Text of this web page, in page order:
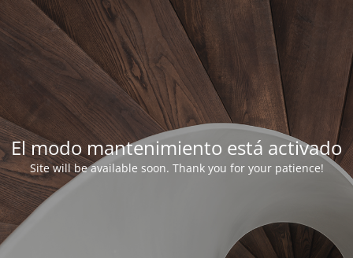
El modo mantenimiento está activado
Site will be available soon. Thank you for your patience!